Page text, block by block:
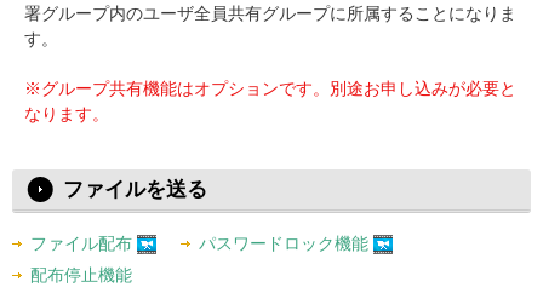
署グループ内のユーザ全員共有グループに所属することになりま
す。
※グループ共有機能はオプションです。別途お申し込みが必要と
なります。
ファイルを送る
ファイル配布
パスワードロック機能
配布停止機能